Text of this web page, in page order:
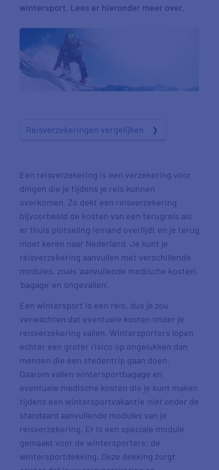
wintersport. Lees er hieronder meer over.
Reisverzekeringen vergelijken
Een reisverzekering is een verzekering voor
dingen die je tijdens je reis kunnen
overkomen. Zo dekt een reisverzekering
bijvoorbeeld de kosten van een terugreis als
er thuis plotseling iemand overlijdt en je terug
moet keren naar Nederland. Je kunt je
reisverzekering aanvullen met verschillende
modules, zoals 'aanvullende medische kosten',
'bagage' en 'ongevallen'.
Een wintersport is een reis, dus je zou
verwachten dat eventuele kosten onder je
reisverzekering vallen. Wintersporters lopen
echter een groter risico op ongelukken dan
mensen die een stedentrip gaan doen.
Daarom vallen wintersportbagage en
eventuele medische kosten die je kunt maken
tijdens een wintersportvakantie nietonder de
standaard aanvullende modules van je
reisverzekering. Er is een speciale module
gemaakt voor de wintersporters: de
wintersportdekking. Deze dekking zorgt